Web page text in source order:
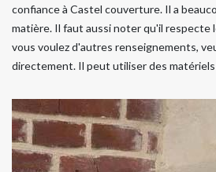
confiance à Castel couverture. Il a
matière. Il faut aussi noter qu'il respecte
vous voulez d'autres renseignements,
directement. Il peut utiliser des